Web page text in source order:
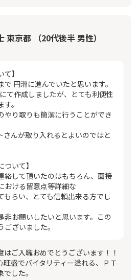
東京都 （20代後半 男性）
】
円滑に進んでいたと思います。
て作成しましたが、とても利便性
。
やり取りも簡潔に行うことができ
さんが取り入れるとよいのではと
ついて】
絡して頂いたのはもちろん、面接
おける留意点等詳細な
もらい、とても信頼出来る方でし
非お願いしたいと思います。この
ざいました。
はご入職おめでとうございます！！
旺盛でバイタリティー溢れる、ＰＴ
した。